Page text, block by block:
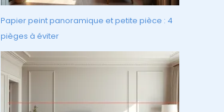
Papier peint panoramique et petite pièce : 4
pièges à éviter